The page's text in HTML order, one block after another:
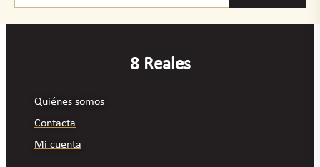
8 Reales
Quiénes somos
Contacta
Mi cuenta